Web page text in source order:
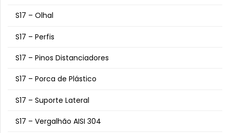
S17 – Olhal
S17 – Perfis
S17 – Pinos Distanciadores
S17 – Porca de Plástico
S17 – Suporte Lateral
S17 – Vergalhão AISI 304